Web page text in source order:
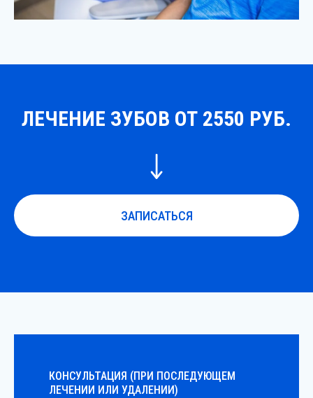
ЛЕЧЕНИЕ ЗУБОВ ОТ 2550 РУБ.
ЗАПИСАТЬСЯ
КОНСУЛЬТАЦИЯ (ПРИ ПОСЛЕДУЮЩЕМ
ЛЕЧЕНИИ ИЛИ УДАЛЕНИИ)